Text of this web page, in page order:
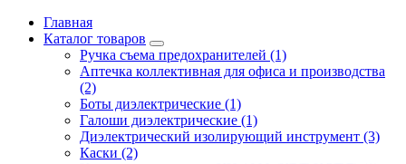
Главная
Каталог товаров
Ручка съема предохранителей (1)
Аптечка коллективная для офиса и производства
(2)
Боты диэлектрические (1)
Галоши диэлектрические (1)
Диэлектрический изолирующий инструмент (3)
Каски (2)